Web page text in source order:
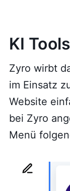
KI
Zyro wirbt
im Einsatz
Website
bei Zyro
Menü